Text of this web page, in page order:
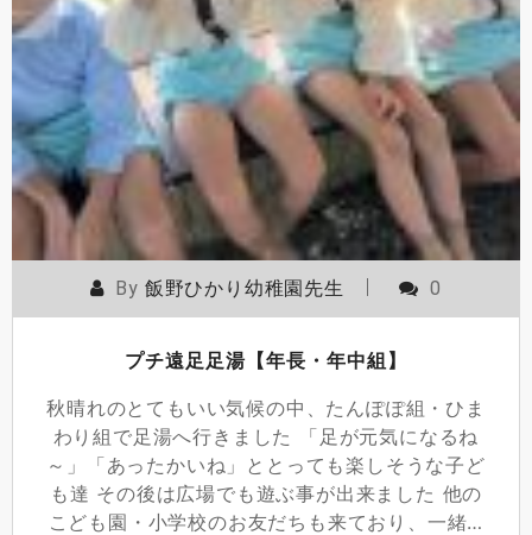
By 飯野ひかり幼稚園先生 0
プチ遠足足湯【年長・年中組】
秋晴れのとてもいい気候の中、たんぽぽ組・ひま
わり組で足湯へ行きました 「足が元気になるね
～」「あったかいね」ととっても楽しそうな子ど
も達 その後は広場でも遊ぶ事が出来ました 他の
こども園・小学校のお友だちも来ており、一緒…